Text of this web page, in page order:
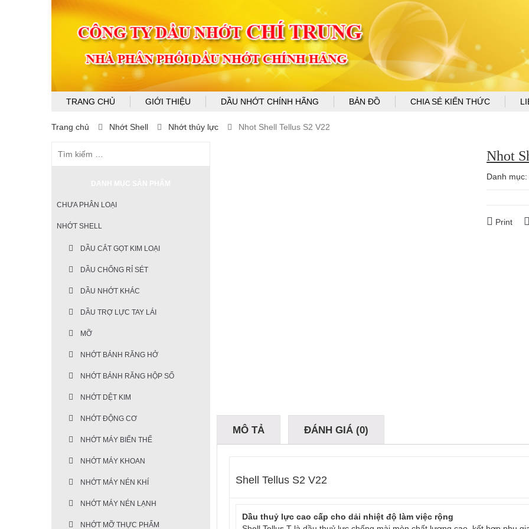
TRANG CHỦ GIỚI THIỆU DẦU NHỚT CHÍNH HÃNG BẢN ĐỒ CHIA SẺ KIẾN THỨC
Trang chủ Nhớt Shell Nhớt thủy lực Nhot Shell Tellus S2 V22
Nhot
Danh mục:
Print
MÔ TẢ ĐÁNH GIÁ (0)
Shell Tellus S2 V22
Dầu thuỷ lực cao cấp cho dải nhiệt độ làm việc rộng
CHƯA PHÂN LOẠI
NHỚT SHELL
DẦU CẮT GỌT KIM LOẠI
DẦU CHỐNG RỈ SÉT
DẦU NHỚT KHÁC
DẦU TRỢ LỰC TAY LÁI
MỠ
NHỚT BÁNH RĂNG HỞ
NHỚT BÁNH RĂNG HỘP SỐ
NHỚT DỆT KIM
NHỚT ĐỘNG CƠ
NHỚT MÁY BIẾN THẾ
NHỚT MÁY KHOAN
NHỚT MÁY NÉN KHÍ
NHỚT MÁY NÉN LẠNH
NHỚT MỠ THỰC PHẨM